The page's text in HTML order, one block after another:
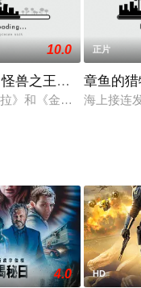
口没遮拦，视破坏朋
10.0
兽之王（国语版）
》和《金刚：骷髅岛
正片
章鱼的
海上接连
4.0 HD